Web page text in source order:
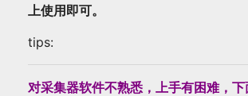
上使用即可。
tips:
对采集器软件不熟悉，上手有困难，